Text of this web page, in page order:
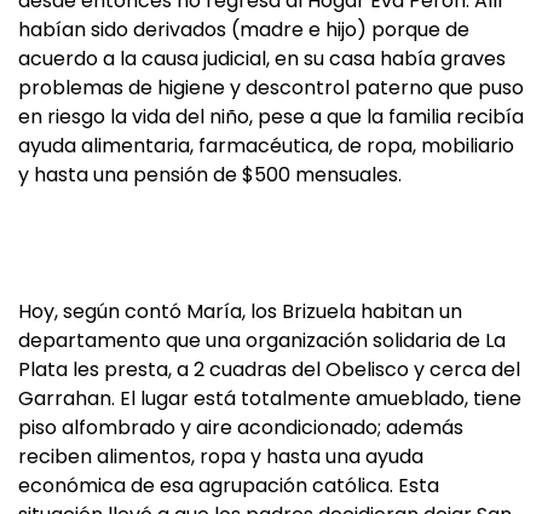
habían sido derivados (madre e hijo) porque de
acuerdo a la causa judicial, en su casa había graves
problemas de higiene y descontrol paterno que puso
en riesgo la vida del niño, pese a que la familia recibía
ayuda alimentaria, farmacéutica, de ropa, mobiliario
y hasta una pensión de $500 mensuales.
Hoy, según contó María, los Brizuela habitan un
departamento que una organización solidaria de La
Plata les presta, a 2 cuadras del Obelisco y cerca del
Garrahan. El lugar está totalmente amueblado, tiene
piso alfombrado y aire acondicionado; además
reciben alimentos, ropa y hasta una ayuda
económica de esa agrupación católica. Esta